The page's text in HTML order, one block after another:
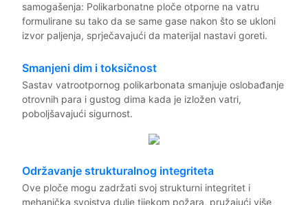
samogašenja: Polikarbonatne ploče otporne na vatru
formulirane su tako da se same gase nakon što se ukloni
izvor paljenja, sprječavajući da materijal nastavi goreti.
Smanjeni dim i toksičnost
Sastav vatrootpornog polikarbonata smanjuje oslobađanje
otrovnih para i gustog dima kada je izložen vatri,
poboljšavajući sigurnost.
Održavanje strukturalnog integriteta
Ove ploče mogu zadržati svoj strukturni integritet i
mehanička svojstva dulje tijekom požara, pružajući više